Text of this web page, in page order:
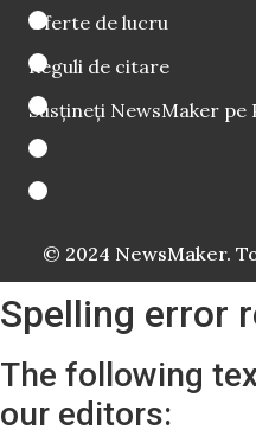
Oferte de lucru
Reguli de citare
Susțineți NewsMaker pe
© 2024 NewsMaker.
Spelling error
The following
our editors: